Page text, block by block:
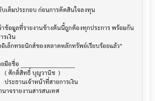
บเต็มประกอบ ก่อนการตัดสินใจลงทุน
รเงิน